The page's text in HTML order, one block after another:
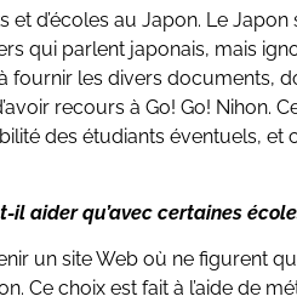
et d’écoles au Japon. Le
qui parlent japonais, mais
fournir les divers documents,
recours à Go! Go! Nihon.
des étudiants éventuels, et
il aider qu’avec certaines
un site Web où ne figurent
Ce choix est fait à l’aide de